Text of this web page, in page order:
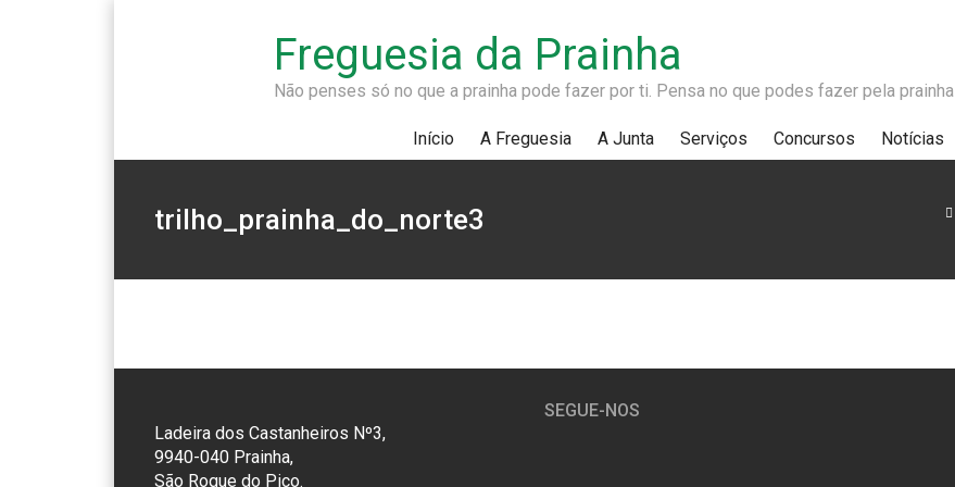
Freguesia da Prainha
Não penses só no que a prainha pode fazer por ti. Pensa no que podes fazer pela prainha
Início A Freguesia A Junta Serviços Concursos Notícias
trilho_prainha_do_norte3
Ladeira dos Castanheiros Nº3,
9940-040 Prainha,
São Roque do Pico.
SEGUE-NOS